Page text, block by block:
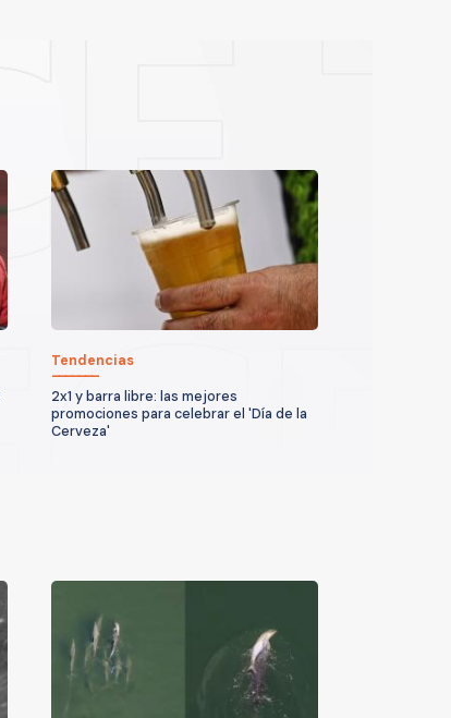
Tendencias
2x1 y barra libre: las mejores
promociones para celebrar el 'Día de la
Cerveza'